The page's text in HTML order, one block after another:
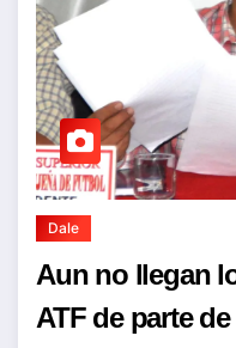
Dale
Aun no llegan
ATF de parte